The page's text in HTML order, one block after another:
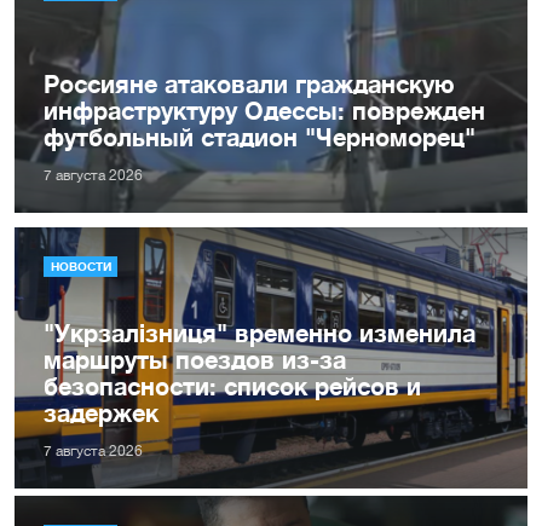
Россияне атаковали гражданскую
инфраструктуру Одессы: поврежден
футбольный стадион "Черноморец"
7 августа 2026
НОВОСТИ
"Укрзалізниця" временно изменила
маршруты поездов из-за
безопасности: список рейсов и
задержек
7 августа 2026